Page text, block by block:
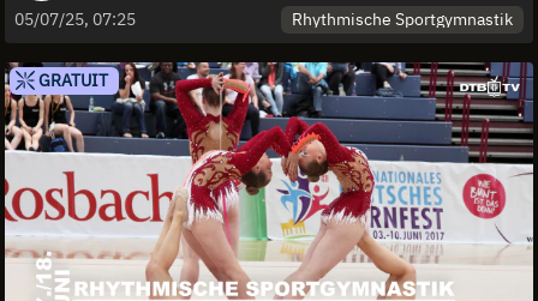
05/07/25, 07:25
Rhythmische Sportgymnastik
GRATUIT